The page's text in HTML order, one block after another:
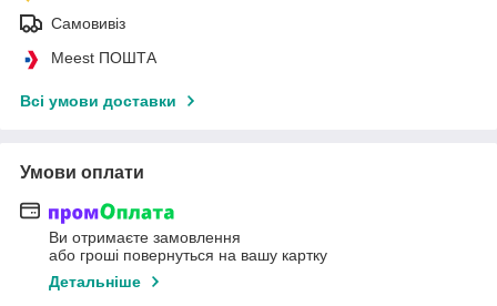
Самовивіз
Meest ПОШТА
Всі умови доставки
Умови оплати
Ви отримаєте замовлення
або гроші повернуться на вашу картку
Детальніше